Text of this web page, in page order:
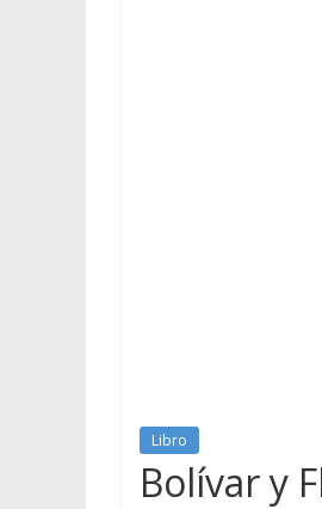
Libro
Bolívar y